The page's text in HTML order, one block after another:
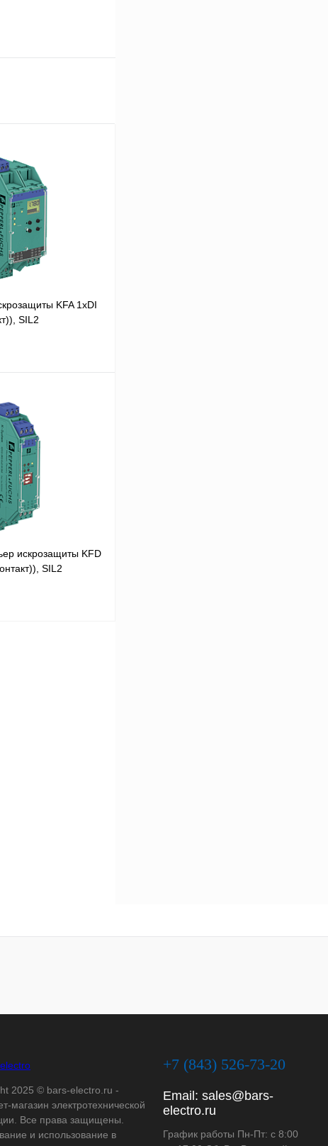
KFA 1хDI
SIL2
цену
Сравнение
Под заказ
искрозащиты KFD
SIL2
2025 © bars-electro.ru -
магазин электротехнической
Все права защищены.
и использование в
+7 (843) 526-73-20
Email: sales@bars-
electro.ru
График работы Пн-Пт: с 8:00